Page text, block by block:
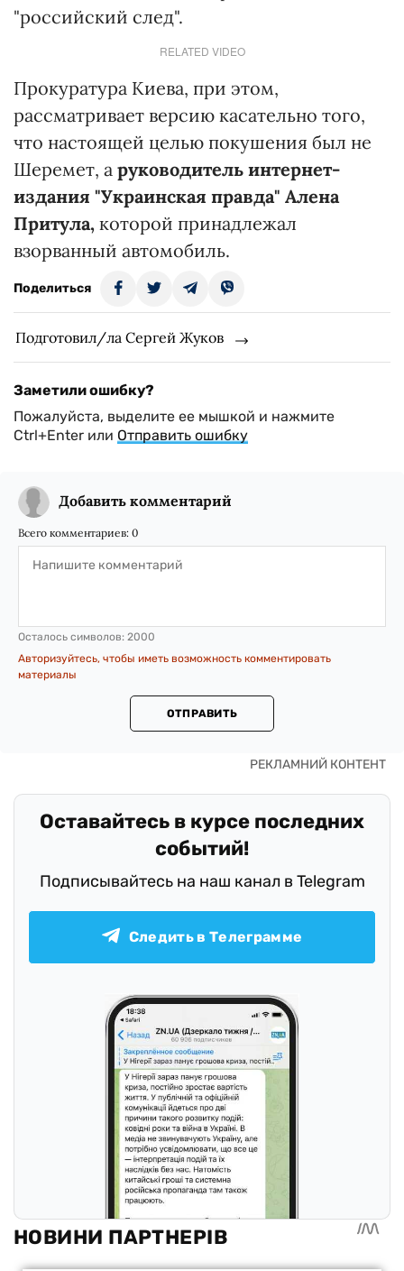
"российский след".
RELATED VIDEO
Прокуратура Киева, при этом,
рассматривает версию касательно того,
что настоящей целью покушения был не
Шеремет, а руководитель интернет-
издания "Украинская правда" Алена
Притула, которой принадлежал
взорванный автомобиль.
Поделиться
Подготовил/ла Сергей Жуков
Заметили ошибку?
Пожалуйста, выделите ее мышкой и нажмите
Ctrl+Enter или Отправить ошибку
Добавить комментарий
Всего комментариев: 0
Осталось символов: 2000
Авторизуйтесь, чтобы иметь возможность комментировать
материалы
ОТПРАВИТЬ
Оставайтесь в курсе последних
событий!
Подписывайтесь на наш канал в Telegram
Следить в Телеграмме